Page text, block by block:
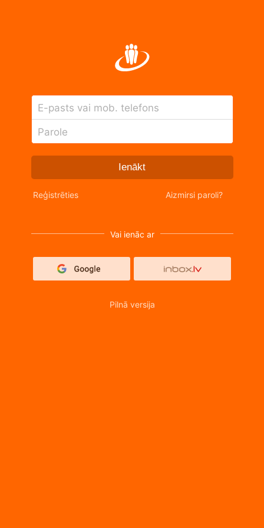
E-pasts vai mob. telefons
Parole
Ienākt
Reģistrēties Aizmirsi paroli?
Vai ienāc ar
Pilnā versija